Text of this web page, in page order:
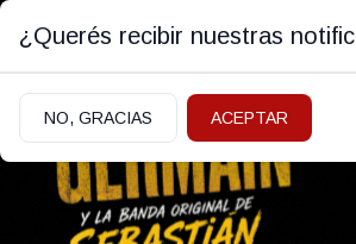
¿Querés recibir nuestras
NO, GRACIAS ACEPTAR